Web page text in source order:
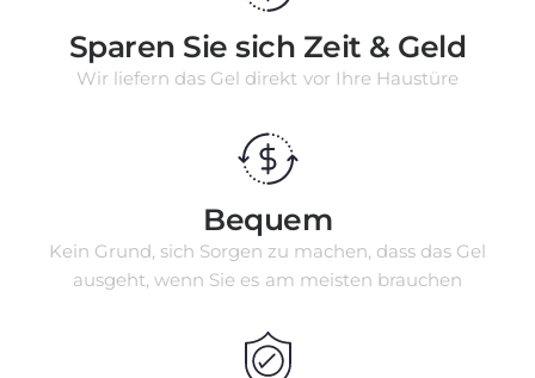
Sparen Sie sich Zeit & Geld
Wir liefern das Gel direkt vor Ihre Haustüre
Bequem
Kein Grund, sich Sorgen zu machen, dass das Gel
ausgeht, wenn Sie es am meisten brauchen